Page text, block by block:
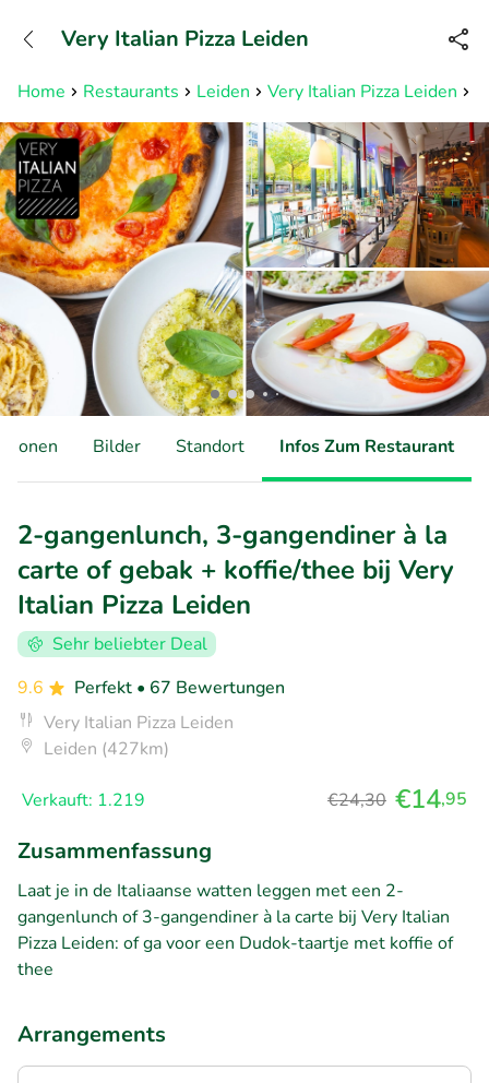
Erreichbar bis 23:00 Uhr
Home Restaurants Leiden Very Italian Pizza Leiden
Very Italian Pizza Leiden
Bilder Standort Infos Zum Restaurant
2-gangenlunch, 3-gangendiner à la
carte of gebak + koffie/thee bij Very
Italian Pizza Leiden
Sehr beliebter Deal
9.6
Perfekt • 67 Bewertungen
Very Italian Pizza Leiden
Leiden (427km)
Verkauft: 1.219 €24,30 €14,95
Zusammenfassung
Laat je in de Italiaanse watten leggen met een 2-
gangenlunch of 3-gangendiner à la carte bij Very Italian
Pizza Leiden: of ga voor een Dudok-taartje met koffie of
thee
Arrangements